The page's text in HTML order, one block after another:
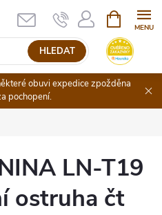
HLEDAT
NÁKUPNÍ
KOŠÍK
obuvi expedice zpožděna
pochopení.
LN-T19
ostruha čt